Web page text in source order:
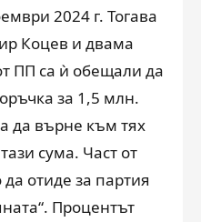
2024 г. Тогава
Коцев и двама
ПП са ѝ обещали да
за 1,5 млн.
да върне към тях
сума. Част от
отиде за партия
Процентът